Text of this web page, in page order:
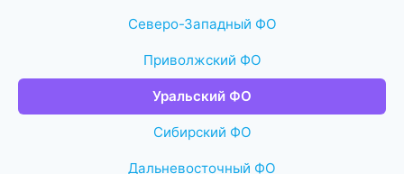
Северо-Западный ФО
Приволжский ФО
Уральский ФО
Сибирский ФО
Дальневосточный ФО